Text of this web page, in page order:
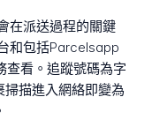
在派送過程的關鍵
和包括Parcelsapp
查看。追蹤號碼為字
描進入網絡即變為